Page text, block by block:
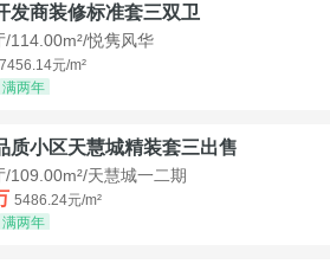
发商装修标准套三双卫
/114.00m²/悦隽风华
7456.14元/m²
满两年
质小区天慧城精装套三出售
/109.00m²/天慧城一二期
5486.24元/m²
满两年